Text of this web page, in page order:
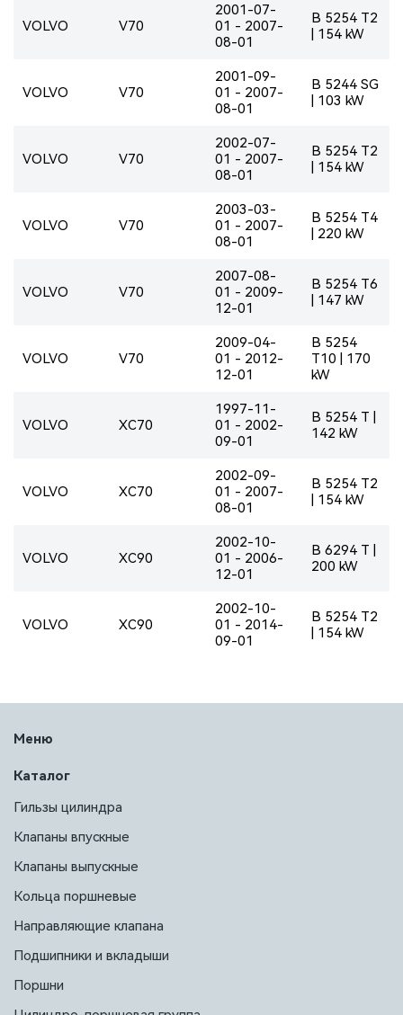
VOLVO V70
2001-07-
01 - 2007-
08-01
B 5254 T2
| 154 kW
VOLVO V70
2001-09-
01 - 2007-
08-01
B 5244 SG
| 103 kW
VOLVO V70
2002-07-
01 - 2007-
08-01
B 5254 T2
| 154 kW
VOLVO V70
2003-03-
01 - 2007-
08-01
B 5254 T4
| 220 kW
VOLVO V70
2007-08-
01 - 2009-
12-01
B 5254 T6
| 147 kW
VOLVO V70
2009-04-
01 - 2012-
12-01
B 5254
T10 | 170
kW
VOLVO XC70
1997-11-
01 - 2002-
09-01
B 5254 T |
142 kW
VOLVO XC70
2002-09-
01 - 2007-
08-01
B 5254 T2
| 154 kW
VOLVO XC90
2002-10-
01 - 2006-
12-01
B 6294 T |
200 kW
VOLVO XC90
2002-10-
01 - 2014-
09-01
B 5254 T2
| 154 kW
Меню
Каталог
Гильзы цилиндра
Клапаны впускные
Клапаны выпускные
Кольца поршневые
Направляющие клапана
Подшипники и вкладыши
Поршни